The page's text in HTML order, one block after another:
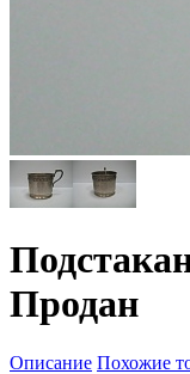
Продан
Описание Похожие